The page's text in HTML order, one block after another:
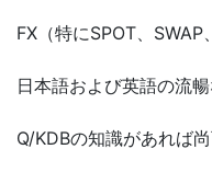
FX（特にSPOT、
日本語および英語の流
Q/KDBの知識があれば